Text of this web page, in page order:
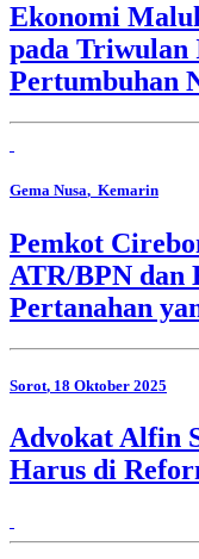
Ekonomi
pada Triwulan
Pertumbuhan
Gema Nusa, Kemarin
Pemkot
ATR/BPN dan
Pertanahan
Sorot, 18 Oktober 2025
Advokat Alfin
Harus di